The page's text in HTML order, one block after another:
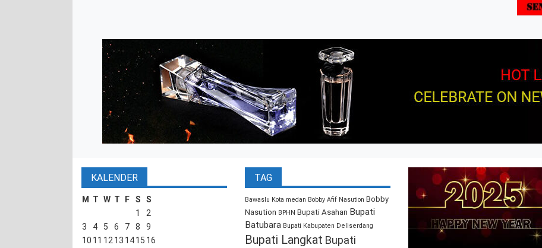
KALENDER
M T W T F S S
1
2
3
4 5 6 7 8
9
10 11 12 13 1415 16
TAG
Bawaslu Kota medan Bobby Afif Nasution Bobby
Nasution BPHN Bupati Asahan Bupati
Batubara Bupati Kabupaten Deliserdang
Bupati Langkat Bupati